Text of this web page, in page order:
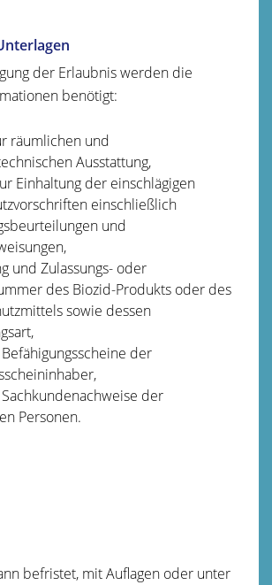
der Erlaubnis werden die
benötigt:
räumlichen und
Ausstattung,
Einhaltung der einschlägigen
einschließlich
und
und Zulassungs- oder
des Biozid-Produkts oder des
sowie dessen
der
der
Personen.
befristet, mit Auflagen oder unter